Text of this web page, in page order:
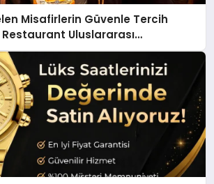
Misafirlerin Güvenle Tercih
Restaurant Uluslararası
Çekiyor